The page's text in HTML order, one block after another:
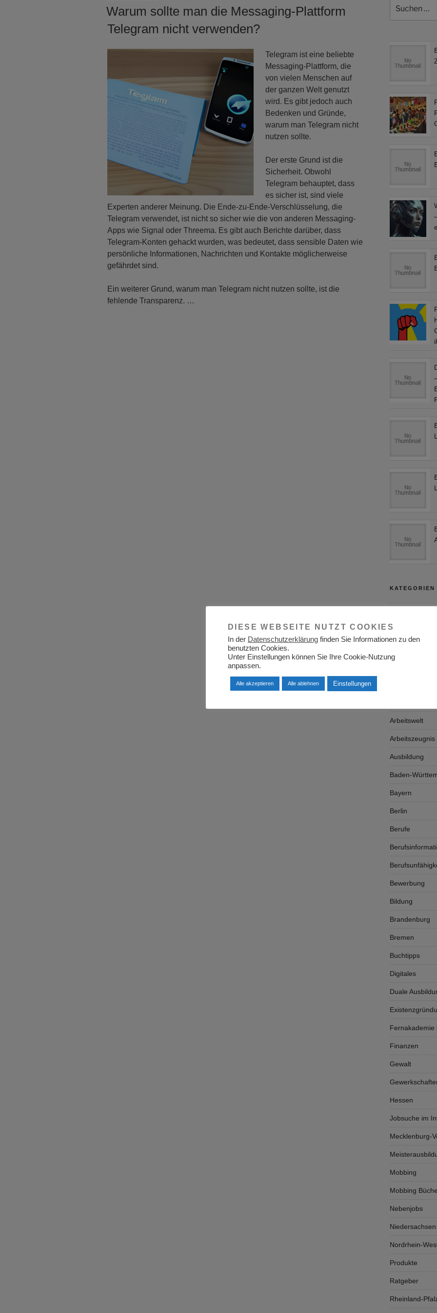
Warum sollte man die Messaging-Plattform
Telegram nicht verwenden?
Telegram ist eine beliebte
Messaging-Plattform, die
von vielen Menschen auf
der ganzen Welt genutzt
wird. Es gibt jedoch auch
Bedenken und Gründe,
warum man Telegram nicht
nutzen sollte.
Der erste Grund ist die
Sicherheit. Obwohl
Telegram behauptet, dass
es sicher ist, sind viele
Experten anderer Meinung. Die Ende-zu-Ende-Verschlüsselung, die
Telegram verwendet, ist nicht so sicher wie die von anderen Messaging-
Apps wie Signal oder Threema. Es gibt auch Berichte darüber, dass
Telegram-Konten gehackt wurden, was bedeutet, dass sensible Daten wie
persönliche Informationen, Nachrichten und Kontakte möglicherweise
gefährdet sind.
Ein weiterer Grund, warum man Telegram nicht nutzen sollte, ist die
fehlende Transparenz. …
nach:
KATEGORIEN
Aktuelles
Arbeitswelt
Arbeitszeugnis
Ausbildung
Baden-
Bayern
Berlin
Berufe
Bewerbung
Bildung
Brandenburg
Bremen
Buchtipps
Digitales
Duale
Fernakademie
Finanzen
Gewalt
Hessen
Jobsuche im
Mecklenburg-
Mobbing
Mobbing
Nebenjobs
Niedersachsen
Nordrhein-
Produkte
Ratgeber
Rheinland-
DIESE WEBSEITE NUTZT COOKIES
In der Datenschutzerklärung finden Sie Informationen zu den
benutzten Cookies.
Unter Einstellungen können Sie Ihre Cookie-Nutzung
anpassen.
Alle akzeptieren Alle ablehnen Einstellungen